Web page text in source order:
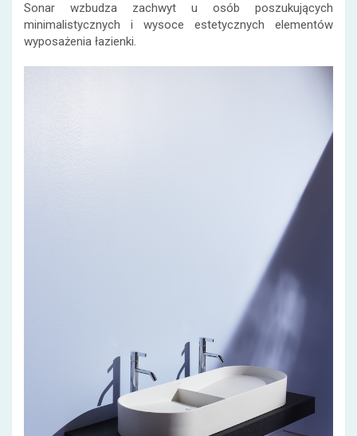
Sonar wzbudza zachwyt u osób poszukujących
minimalistycznych i wysoce estetycznych elementów
wyposażenia łazienki.